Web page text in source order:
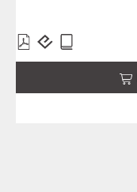
Preise
inkl.